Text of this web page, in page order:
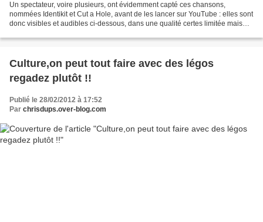
Un spectateur, voire plusieurs, ont évidemment capté ces chansons,
nommées Identikit et Cut a Hole, avant de les lancer sur YouTube : elles sont
donc visibles et audibles ci-dessous, dans une qualité certes limitée mais
Culture,on peut tout faire avec des légos
regadez plutôt !!
Publié le 28/02/2012 à 17:52
Par chrisdups.over-blog.com